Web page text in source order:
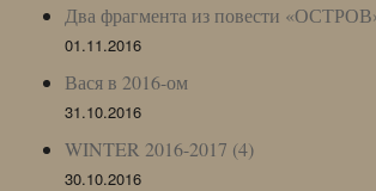
Два фрагмента из повести
01.11.2016
Вася в 2016-ом
31.10.2016
WINTER 2016-2017 (4)
30.10.2016